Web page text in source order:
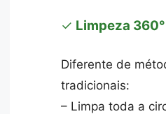
✓ Limpeza 360°
Diferente de
tradicionais:
– Limpa toda a